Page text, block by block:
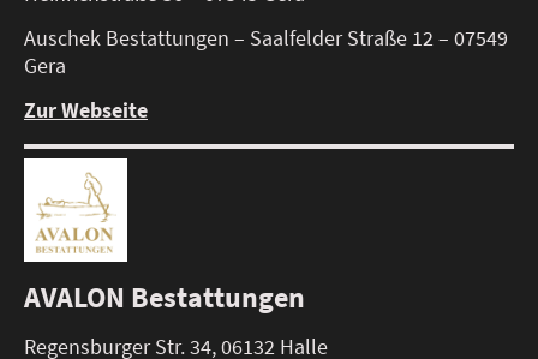
Auschek Bestattungen – Saalfelder Straße 12 – 07549
Gera
Zur Webseite
AVALON Bestattungen
Regensburger Str. 34, 06132 Halle